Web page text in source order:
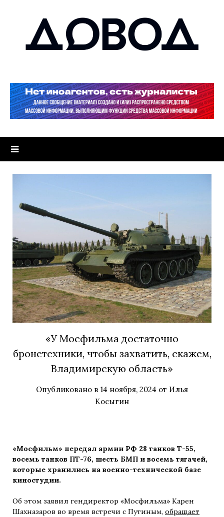
«У Мосфильма достаточно
бронетехники, чтобы захватить, скажем,
Владимирскую область»
Опубликовано в 14 ноября, 2024 от Илья
Косыгин
«Мосфильм» передал армии РФ 28 танков Т-55,
восемь танков ПТ-76, шесть БМП и восемь тягачей,
которые хранились на военно-технической базе
киностудии.
Об этом заявил гендиректор «Мосфильма» Карен
Шахназаров во время встречи с Путиным, обращает